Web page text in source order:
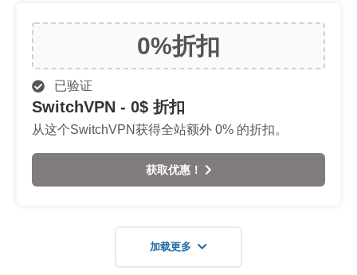
0%折扣
已验证
SwitchVPN - 0$ 折扣
从这个SwitchVPN获得全站额外 0% 的折扣。
获取优惠！
加载更多